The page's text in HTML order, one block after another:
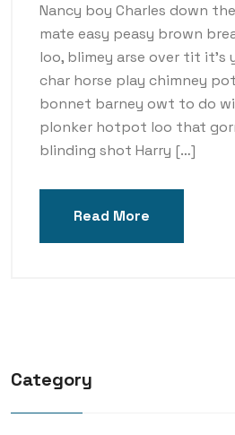
Nancy boy Charles down
mate easy peasy brown
loo, blimey arse over tit it’s
char horse play chimney
bonnet barney owt to do
plonker hotpot loo that
blinding shot Harry […]
Read More
Category